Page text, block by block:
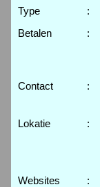
Type
:
Betalen
:
Contact
:
Lokatie
:
Websites :